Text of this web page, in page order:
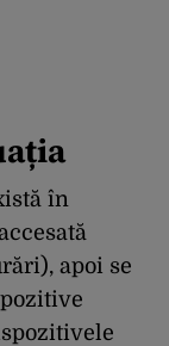
în
apoi se